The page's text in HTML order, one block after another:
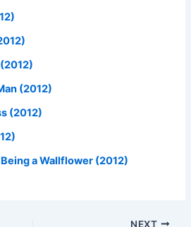
(2012)
(2012)
a Wallflower (2012)
NEXT